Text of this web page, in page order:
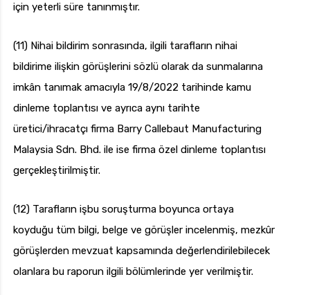
için yeterli süre tanınmıştır.
(11) Nihai bildirim sonrasında, ilgili tarafların nihai
bildirime ilişkin görüşlerini sözlü olarak da sunmalarına
imkân tanımak amacıyla 19/8/2022 tarihinde kamu
dinleme toplantısı ve ayrıca aynı tarihte
üretici/ihracatçı firma Barry Callebaut Manufacturing
Malaysia Sdn. Bhd. ile ise firma özel dinleme toplantısı
gerçekleştirilmiştir.
(12) Tarafların işbu soruşturma boyunca ortaya
koyduğu tüm bilgi, belge ve görüşler incelenmiş, mezkûr
görüşlerden mevzuat kapsamında değerlendirilebilecek
olanlara bu raporun ilgili bölümlerinde yer verilmiştir.